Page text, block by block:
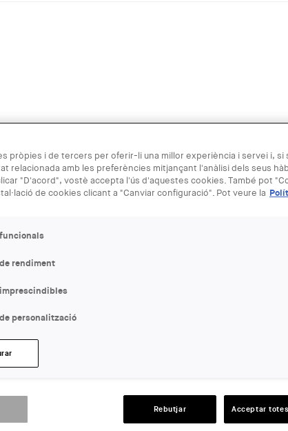
amb La Modesta i el Sindicat Popular de Venedors Ambulants de
pròpies i de tercers per oferir-li una millor experiència i servei i, si
relacionada amb les preferències mitjançant l'anàlisi dels seus
"D'acord", vostè accepta l'ús d'aquestes cookies. També pot
de cookies clicant a "Canviar configuració". Pot veure la
rendiment
personalització
Rebutjar Acceptar